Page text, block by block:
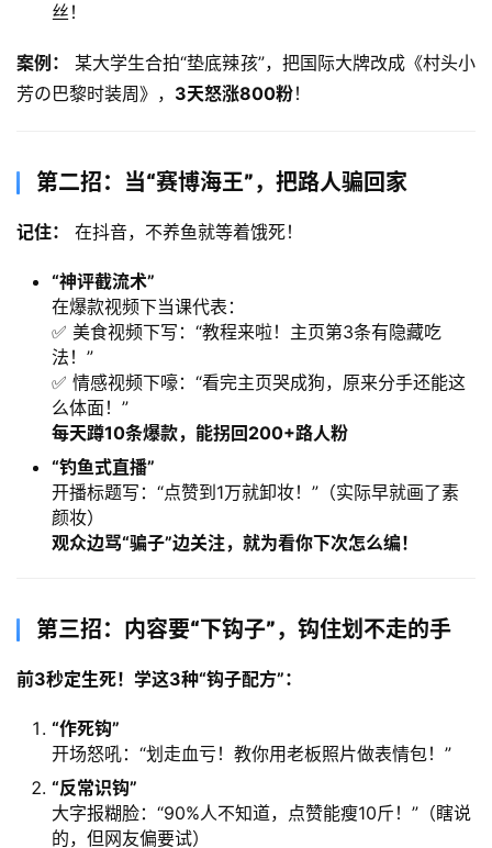
丝！
案例：​
某大学生合拍“垫底辣孩”，把国际大牌改成《村头小
芳の巴黎时装周》，​ 3天怒涨800粉！
第二招：当“赛博海王”，把路人骗回家
记住：​ 在抖音，不养鱼就等着饿死！
​“神评截流术”​
在爆款视频下当课代表：
✅ 美食视频下写：“教程来啦！主页第3条有隐藏吃
法！”
✅ 情感视频下嚎：“看完主页哭成狗，原来分手还能这
么体面！”
每天蹲10条爆款，能拐回200+路人粉
​“钓鱼式直播”​
开播标题写：“点赞到1万就卸妆！”（实际早就画了素
颜妆）
观众边骂“骗子”边关注，就为看你下次怎么编！​
第三招：内容要“下钩子”，钩住划不走的手
前3秒定生死！学这3种“钩子配方”：​
​“作死钩”​
开场怒吼：“划走血亏！教你用老板照片做表情包！”
​“反常识钩”​
大字报糊脸：“90%人不知道，点赞能瘦10斤！”（瞎说
的，但网友偏要试）